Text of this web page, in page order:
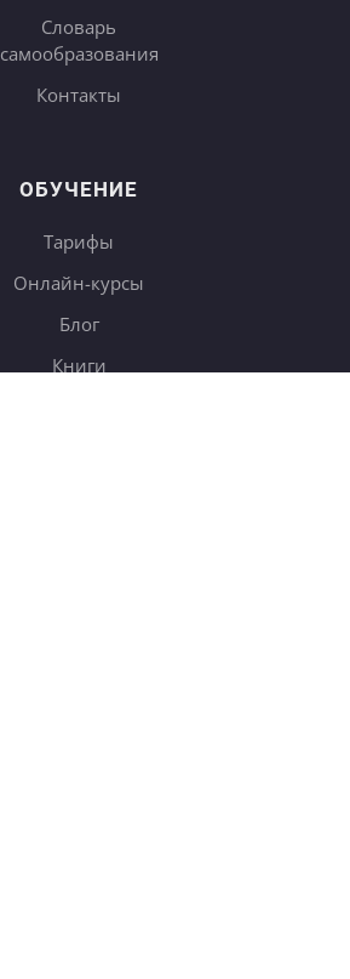
Словарь
самообразования
Контакты
ОБУЧЕНИЕ
Тарифы
Онлайн-курсы
Блог
Книги